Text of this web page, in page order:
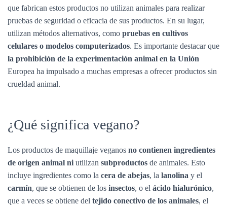
que fabrican estos productos no utilizan animales para realizar
pruebas de seguridad o eficacia de sus productos. En su lugar,
utilizan métodos alternativos, como pruebas en cultivos
celulares o modelos computerizados. Es importante destacar que
la prohibición de la experimentación animal en la Unión
Europea ha impulsado a muchas empresas a ofrecer productos sin
crueldad animal.
¿Qué significa vegano?
Los productos de maquillaje veganos no contienen ingredientes
de origen animal ni utilizan subproductos de animales. Esto
incluye ingredientes como la cera de abejas, la lanolina y el
carmín, que se obtienen de los insectos, o el ácido hialurónico,
que a veces se obtiene del tejido conectivo de los animales, el